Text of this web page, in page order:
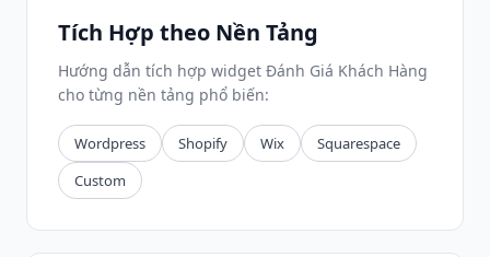
Tích Hợp theo Nền Tảng
Hướng dẫn tích hợp widget Đánh Giá Khách Hàng
cho từng nền tảng phổ biến:
Wordpress Shopify Wix
Squarespace
Custom